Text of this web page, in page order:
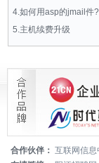
4.如何用asp的jmail件?
5.主机续费升级
合作伙伴： 互联网信息